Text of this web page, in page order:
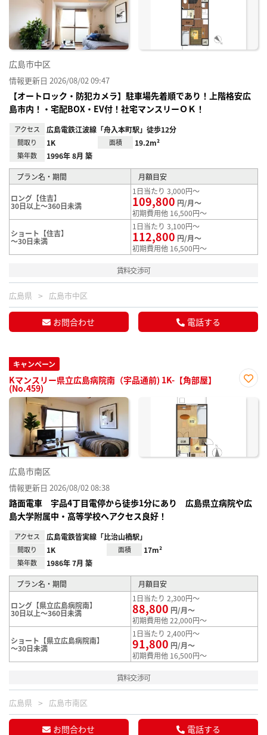
広島市中区
情報更新日 2026/08/02 09:47
【オートロック・防犯カメラ】駐車場先着順であり！上階格安広
島市内！・宅配BOX・EV付！社宅マンスリーＯＫ！
アクセス 広島電鉄江波線「舟入本町駅」徒歩12分
間取り 1K 面積 19.2m²
築年数 1996年 8月 築
プラン名・期間 月額目安
ロング【住吉】
30日以上～360日未満
1日当たり 3,000円～
109,800 円/月～
初期費用他 16,500円～
ショート【住吉】
～30日未満
1日当たり 3,100円～
112,800 円/月～
初期費用他 16,500円～
賃料交渉可
広島県 広島市中区
お問合わせ 電話する
キャンペーン
Kマンスリー県立広島病院南（宇品通前) 1K-【角部屋】
(No.459)
に入
広島市南区
情報更新日 2026/08/02 08:38
路面電車 宇品4丁目電停から徒歩1分にあり 広島県立病院や広
島大学附属中・高等学校へアクセス良好！
アクセス 広島電鉄皆実線「比治山橋駅」
間取り 1K 面積 17m²
築年数 1986年 7月 築
プラン名・期間 月額目安
ロング【県立広島病院南】
30日以上～360日未満
1日当たり 2,300円～
88,800 円/月～
初期費用他 22,000円～
ショート【県立広島病院南】
～30日未満
1日当たり 2,400円～
91,800 円/月～
初期費用他 16,500円～
賃料交渉可
広島県 広島市南区
お問合わせ 電話する